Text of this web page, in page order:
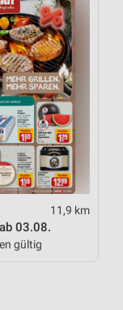
11,9 km
03.08.
gültig